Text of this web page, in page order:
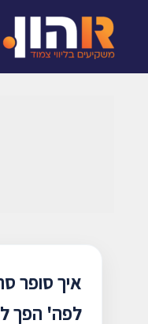
איך סופר
לפה' הפך